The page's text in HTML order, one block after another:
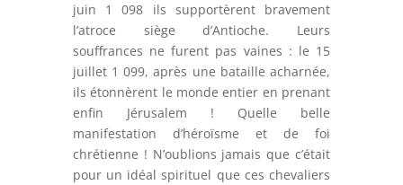
juin 1 098 ils supportèrent bravement
l’atroce siège d’Antioche. Leurs
souffrances ne furent pas vaines : le 15
juillet 1 099, après une bataille acharnée,
ils étonnèrent le monde entier en prenant
enfin Jérusalem ! Quelle belle
manifestation d’héroïsme et de foi
chrétienne ! N’oublions jamais que c’était
pour un idéal spirituel que ces chevaliers